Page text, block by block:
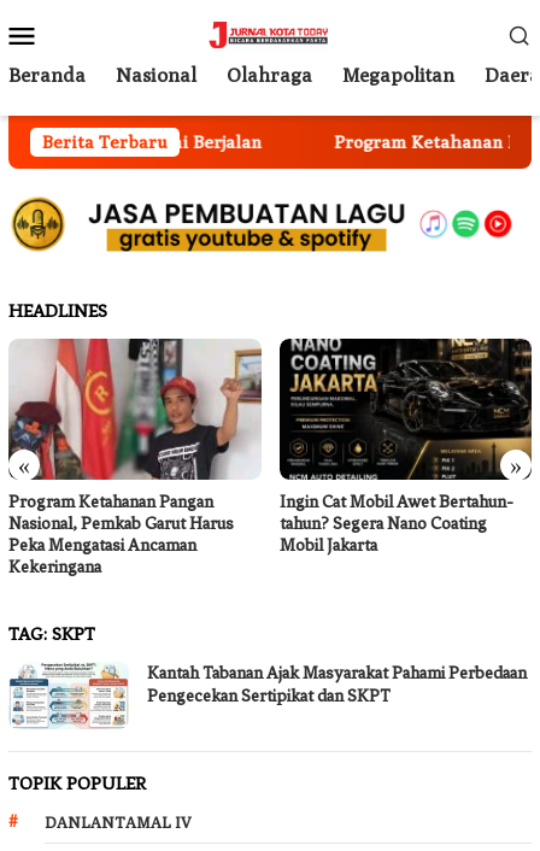
ke
kontenMobile
Beranda Nasional Olahraga Megapolitan
Berita Terbaru
Anggota Mulai Berjalan Program Ketahanan
HEADLINES
« »
Program Ketahanan Pangan
Nasional, Pemkab Garut Harus
Peka Mengatasi Ancaman
Kekeringana
Ingin Cat Mobil Awet Bertahun-
tahun? Segera Nano Coating
Mobil Jakarta
TAG: SKPT
Kantah Tabanan Ajak Masyarakat Pahami Perbedaan
Pengecekan Sertipikat dan SKPT
TOPIK POPULER
DANLANTAMAL IV